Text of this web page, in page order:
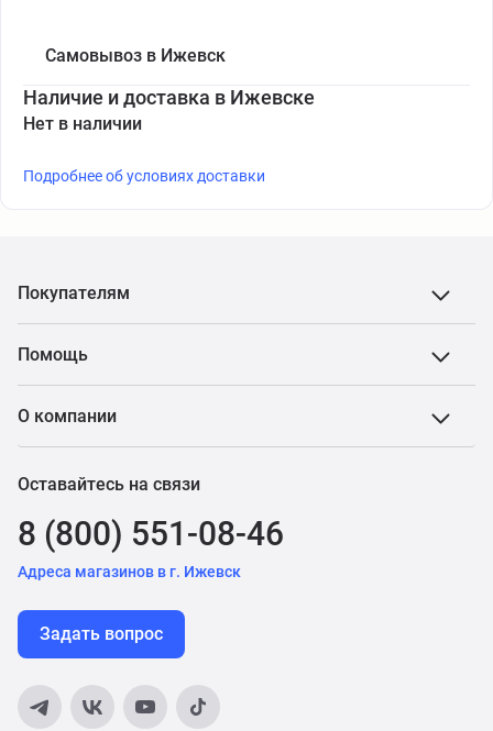
Самовывоз в Ижевск
Наличие и доставка в Ижевске
Нет в наличии
Подробнее об условиях доставки
Покупателям
Помощь
О компании
Оставайтесь на связи
8 (800) 551-08-46
Адреса магазинов в г. Ижевск
Задать вопрос